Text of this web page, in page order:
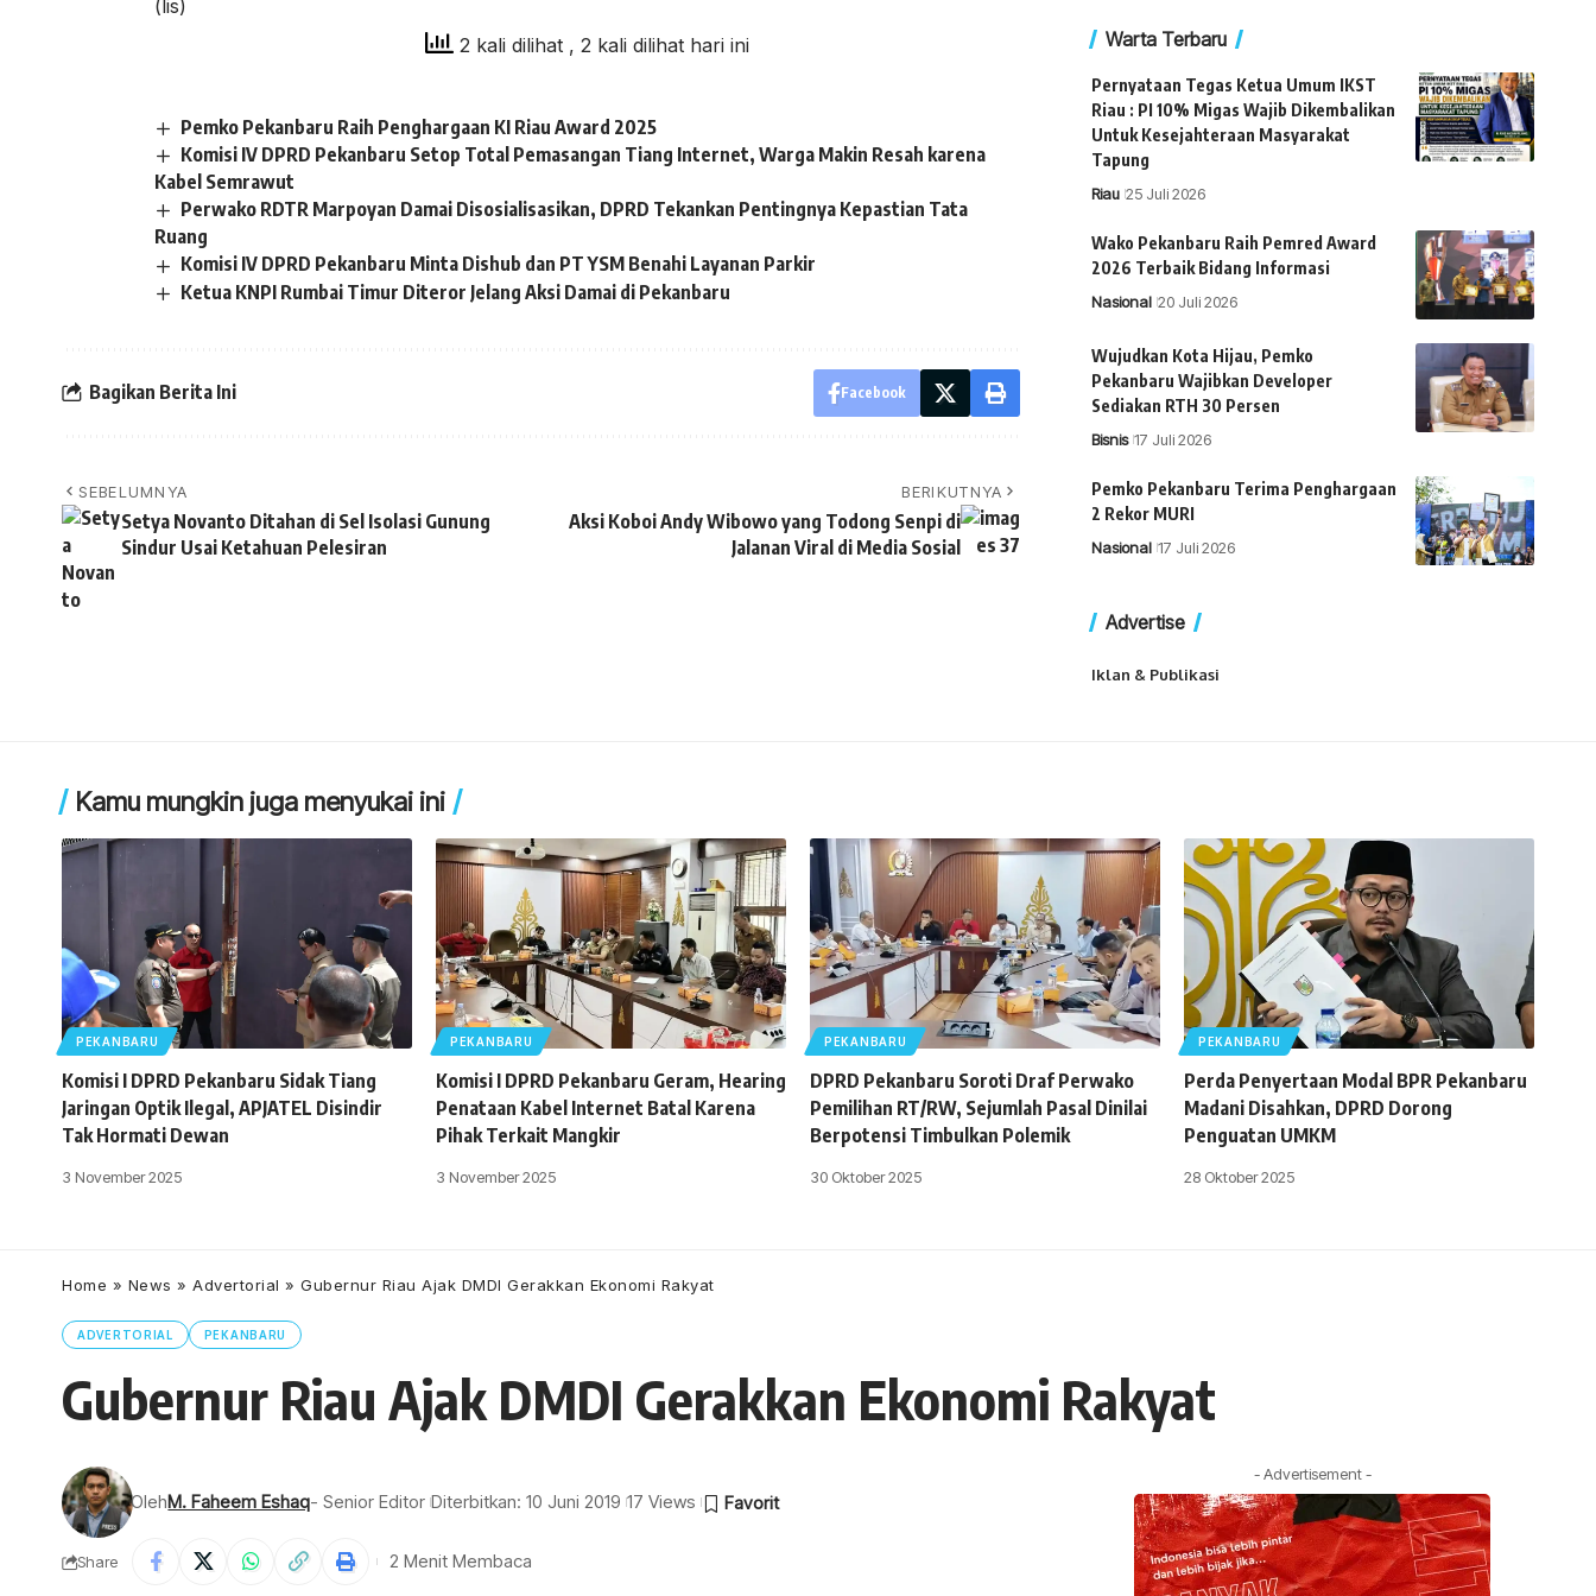
(lis)
2 kali dilihat , 2 kali dilihat hari ini
Pemko Pekanbaru Raih Penghargaan KI Riau Award 2025
Komisi IV DPRD Pekanbaru Setop Total Pemasangan Tiang Internet, Warga Makin Resah karena
Kabel Semrawut
Perwako RDTR Marpoyan Damai Disosialisasikan, DPRD Tekankan Pentingnya Kepastian Tata
Ruang
Komisi IV DPRD Pekanbaru Minta Dishub dan PT YSM Benahi Layanan Parkir
Ketua KNPI Rumbai Timur Diteror Jelang Aksi Damai di Pekanbaru
Bagikan Berita Ini Facebook
SEBELUMNYA
Setya Novanto Ditahan di Sel Isolasi Gunung
Sindur Usai Ketahuan Pelesiran
BERIKUTNYA
Aksi Koboi Andy Wibowo yang Todong Senpi di
Jalanan Viral di Media Sosial
Warta Terbaru
Pernyataan Tegas Ketua Umum IKST
Riau : PI 10% Migas Wajib Dikembalikan
Untuk Kesejahteraan Masyarakat
Tapung
Riau 25 Juli 2026
Wako Pekanbaru Raih Pemred Award
2026 Terbaik Bidang Informasi
Nasional 20 Juli 2026
Wujudkan Kota Hijau, Pemko
Pekanbaru Wajibkan Developer
Sediakan RTH 30 Persen
Bisnis 17 Juli 2026
Pemko Pekanbaru Terima Penghargaan
2 Rekor MURI
Nasional 17 Juli 2026
Advertise
Iklan & Publikasi
Kamu mungkin juga menyukai ini
PEKANBARU
Komisi I DPRD Pekanbaru Sidak Tiang
Jaringan Optik Ilegal, APJATEL Disindir
Tak Hormati Dewan
3 November 2025
PEKANBARU
Komisi I DPRD Pekanbaru Geram, Hearing
Penataan Kabel Internet Batal Karena
Pihak Terkait Mangkir
3 November 2025
PEKANBARU
DPRD Pekanbaru Soroti Draf Perwako
Pemilihan RT/RW, Sejumlah Pasal Dinilai
Berpotensi Timbulkan Polemik
30 Oktober 2025
PEKANBARU
Perda Penyertaan Modal BPR Pekanbaru
Madani Disahkan, DPRD Dorong
Penguatan UMKM
28 Oktober 2025
Home » News » Advertorial » Gubernur Riau Ajak DMDI Gerakkan Ekonomi Rakyat
ADVERTORIAL PEKANBARU
Gubernur Riau Ajak DMDI Gerakkan Ekonomi Rakyat
OlehM. Faheem Eshaq- Senior Editor Diterbitkan: 10 Juni 2019 17 Views
Share 2 Menit Membaca
- Advertisement -